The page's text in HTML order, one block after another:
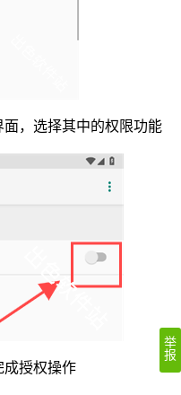
，选择其中的权限功能
成授权操作
举
报